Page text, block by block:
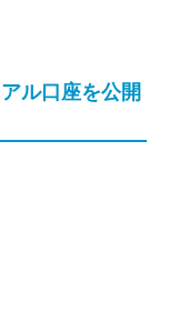
ル口座を公開